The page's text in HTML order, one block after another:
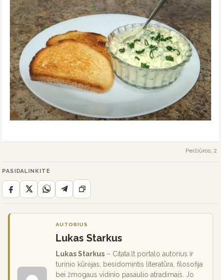
Peržiūros: 2
PASIDALINKITE
AUTORIUS
Lukas Starkus
Lukas Starkus – Citata.lt portalo autorius ir
turinio kūrėjas, besidomintis literatūra, filosofija
bei žmogaus vidinio pasaulio atradimais. Jo